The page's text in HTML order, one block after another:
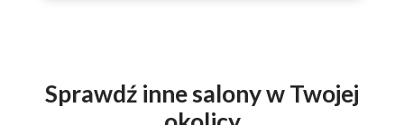
Sprawdź inne salony w Twojej